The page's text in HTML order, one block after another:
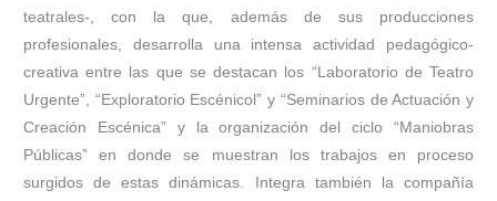
teatrales-, con la que, además de sus producciones
profesionales, desarrolla una intensa actividad pedagógico-
creativa entre las que se destacan los “Laboratorio de Teatro
Urgente”, “Exploratorio Escénicol” y “Seminarios de Actuación y
Creación Escénica” y la organización del ciclo “Maniobras
Públicas” en donde se muestran los trabajos en proceso
surgidos de estas dinámicas. Integra también la compañía